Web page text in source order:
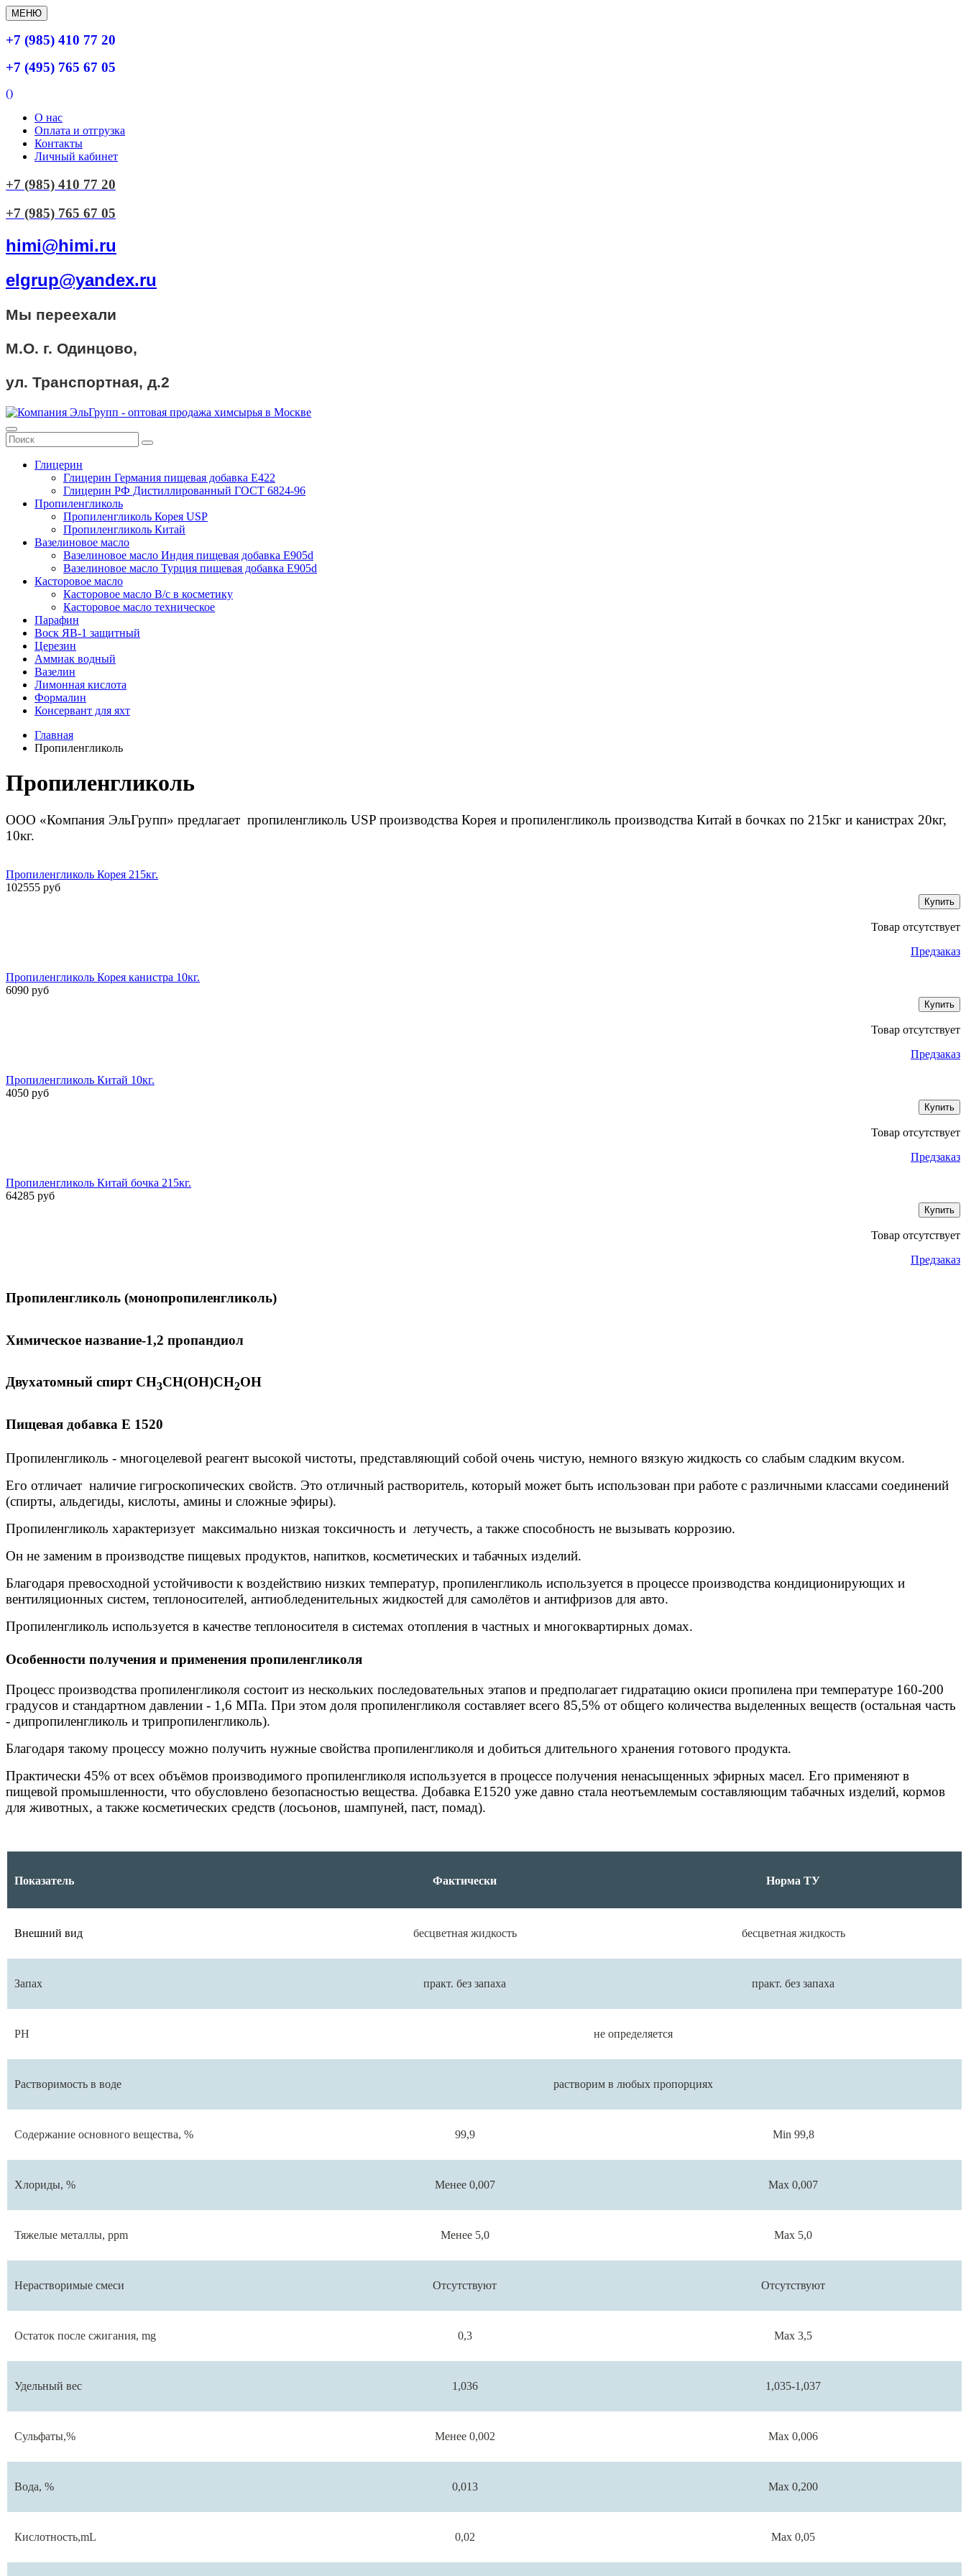
МЕНЮ
+7 (985) 410 77 20
+7 (495) 765 67 05
()
О нас
Оплата и отгрузка
Контакты
Личный кабинет
+7 (985) 410 77 20
+7 (985) 765 67 05
himi@himi.ru
elgrup@yandex.ru
Мы переехали
М.О. г. Одинцово,
ул. Транспортная, д.2
Глицерин
Глицерин Германия пищевая добавка Е422
Глицерин РФ Дистиллированный ГОСТ 6824-96
Пропиленгликоль
Пропиленгликоль Корея USP
Пропиленгликоль Китай
Вазелиновое масло
Вазелиновое масло Индия пищевая добавка Е905d
Вазелиновое масло Турция пищевая добавка Е905d
Касторовое масло
Касторовое масло В/с в косметику
Касторовое масло техническое
Парафин
Воск ЯВ-1 защитный
Церезин
Аммиак водный
Вазелин
Лимонная кислота
Формалин
Консервант для яхт
Главная
Пропиленгликоль
Пропиленгликоль
ООО «Компания ЭльГрупп» предлагает пропиленгликоль USP производства Корея и пропиленгликоль производства Китай в бочках по 215кг и канистрах 20кг,
10кг.
Пропиленгликоль Корея 215кг.
102555 руб
Купить
Товар отсутствует
Предзаказ
Пропиленгликоль Корея канистра 10кг.
6090 руб
Купить
Товар отсутствует
Предзаказ
Пропиленгликоль Китай 10кг.
4050 руб
Купить
Товар отсутствует
Предзаказ
Пропиленгликоль Китай бочка 215кг.
64285 руб
Купить
Товар отсутствует
Предзаказ
Пропиленгликоль (монопропиленгликоль)
Химическое название-1,2 пропандиол
Двухатомный спирт СН3СН(ОН)СН2ОН
Пищевая добавка Е 1520
Пропиленгликоль - многоцелевой реагент высокой чистоты, представляющий собой очень чистую, немного вязкую жидкость со слабым сладким вкусом.
Его отличает наличие гигроскопических свойств. Это отличный растворитель, который может быть использован при работе с различными классами соединений
(спирты, альдегиды, кислоты, амины и сложные эфиры).
Пропиленгликоль характеризует максимально низкая токсичность и летучесть, а также способность не вызывать коррозию.
Он не заменим в производстве пищевых продуктов, напитков, косметических и табачных изделий.
Благодаря превосходной устойчивости к воздействию низких температур, пропиленгликоль используется в процессе производства кондиционирующих и
вентиляционных систем, теплоносителей, антиобледенительных жидкостей для самолётов и антифризов для авто.
Пропиленгликоль используется в качестве теплоносителя в системах отопления в частных и многоквартирных домах.
Особенности получения и применения пропиленгликоля
Процесс производства пропиленгликоля состоит из нескольких последовательных этапов и предполагает гидратацию окиси пропилена при температуре 160-200
градусов и стандартном давлении - 1,6 МПа. При этом доля пропиленгликоля составляет всего 85,5% от общего количества выделенных веществ (остальная часть
- дипропиленгликоль и трипропиленгликоль).
Благодаря такому процессу можно получить нужные свойства пропиленгликоля и добиться длительного хранения готового продукта.
Практически 45% от всех объёмов производимого пропиленгликоля используется в процессе получения ненасыщенных эфирных масел. Его применяют в
пищевой промышленности, что обусловлено безопасностью вещества. Добавка E1520 уже давно стала неотъемлемым составляющим табачных изделий, кормов
для животных, а также косметических средств (лосьонов, шампуней, паст, помад).
Показатель Фактически Норма ТУ
Внешний вид бесцветная жидкость бесцветная жидкость
Запах практ. без запаха практ. без запаха
РН не определяется
Растворимость в воде растворим в любых пропорциях
Содержание основного вещества, % 99,9 Min 99,8
Хлориды, % Менее 0,007 Max 0,007
Тяжелые металлы, ppm Менее 5,0 Max 5,0
Нерастворимые смеси Отсутствуют Отсутствуют
Остаток после сжигания, mg 0,3 Max 3,5
Удельный вес 1,036 1,035-1,037
Сульфаты,% Менее 0,002 Max 0,006
Вода, % 0,013 Max 0,200
Кислотность,mL 0,02 Max 0,05